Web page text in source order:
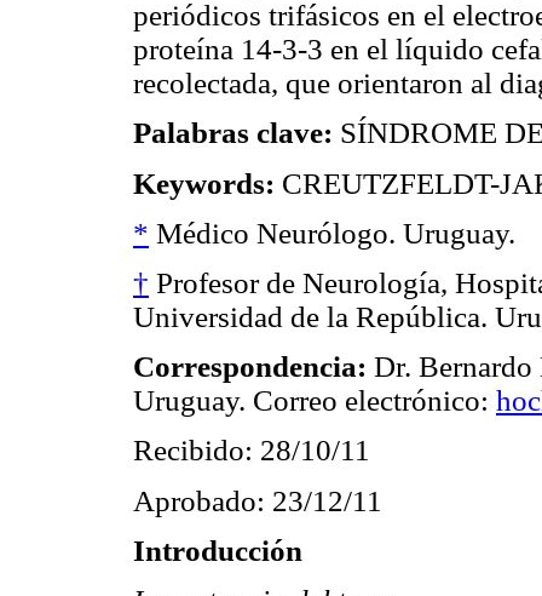
periódicos trifásicos en el
proteína 14-3-3 en el líquido
recolectada, que orientaron al
Palabras clave: SÍNDROME
Keywords: CREUTZFELDT-
* Médico Neurólogo. Uruguay.
† Profesor de Neurología,
Universidad de la República.
Correspondencia: Dr. Bernardo
Uruguay. Correo electrónico:
Recibido: 28/10/11
Aprobado: 23/12/11
Introducción